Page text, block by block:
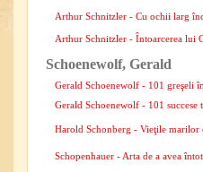
Arthur Schnitzler - Cu ochii larg
Arthur Schnitzler - Întoarcerea lui
Schoenewolf, Gerald
Gerald Schoenewolf - 101 greşeli
Gerald Schoenewolf - 101 succese
Harold Schonberg - Vieţile marilor
Schopenhauer - Arta de a avea